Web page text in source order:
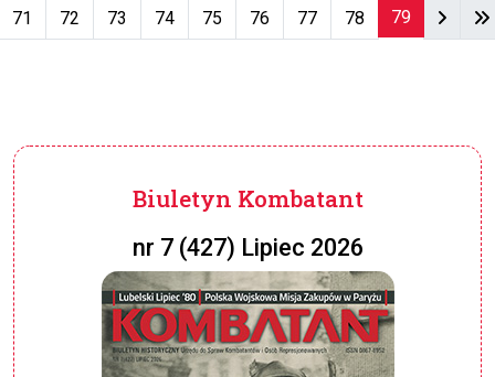
Strona 79 z 79
71 72 73 74 75 76 77 78 79
Biuletyn Kombatant
nr 7 (427) Lipiec 2026